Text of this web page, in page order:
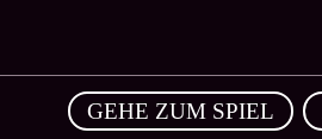
GEHE ZUM SPIEL ,